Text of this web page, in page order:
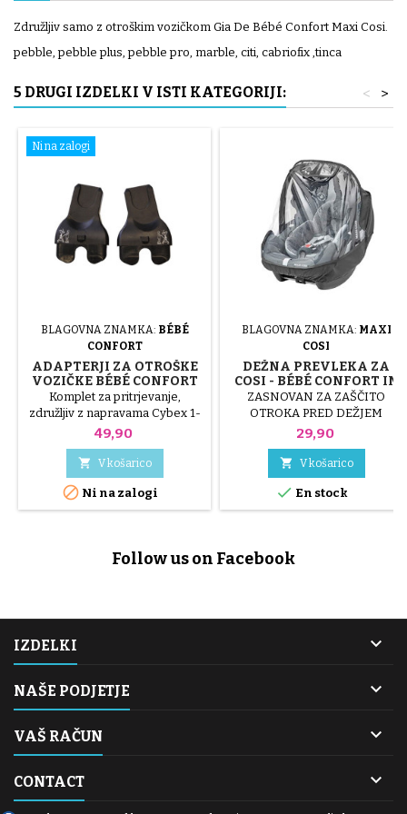
Združljiv samo z otroškim vozičkom Gia De Bébé Confort Maxi Cosi.
pebble, pebble plus, pebble pro, marble, citi, cabriofix ,tinca
5 DRUGI IZDELKI V ISTI KATEGORIJI: >
<
Ni na zalogi
BLAGOVNA ZNAMKA: BÉBÉ
CONFORT
ADAPTERJI ZA OTROŠKE
VOZIČKE BÉBÉ CONFORT
ZA ATON CYBEX
Komplet za pritrjevanje,
združljiv z napravama Cybex 1-
2-3-5 in Q
Cena
49,90
 V košarico
 Ni na zalogi
BLAGOVNA ZNAMKA: MAXI
COSI
DEŽNA PREVLEKA ZA
COSI - BÉBÉ CONFORT IN
MAXI COSI
ZASNOVAN ZA ZAŠČITO
OTROKA PRED DEŽJEM
Združljiv z vozički Bébé Confort
Pebble Plus, CabrioFix, Citi in
Streety Sestava: PVC
Cena
29,90
 V košarico
 En stock
Follow us on Facebook
IZDELKI 
NAŠE PODJETJE 
VAŠ RAČUN 
CONTACT 